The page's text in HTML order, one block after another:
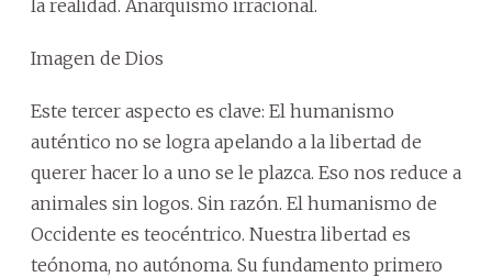
la realidad. Anarquismo irracional.
Imagen de Dios
Este tercer aspecto es clave: El humanismo
auténtico no se logra apelando a la libertad de
querer hacer lo a uno se le plazca. Eso nos reduce a
animales sin logos. Sin razón. El humanismo de
Occidente es teocéntrico. Nuestra libertad es
teónoma, no autónoma. Su fundamento primero